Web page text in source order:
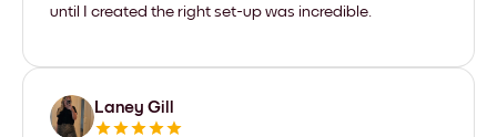
until I created the right set-up was incredible.
Laney Gill